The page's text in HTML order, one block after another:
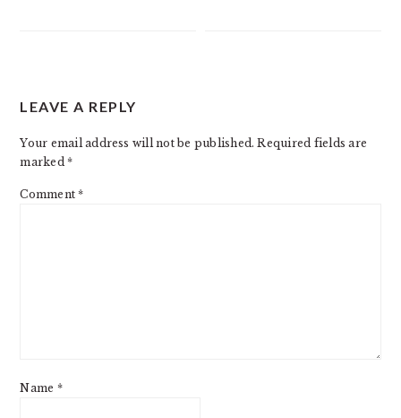
INTERACTIONS
LEAVE A REPLY
Your email address will not be published. Required fields are
marked*
Comment*
Name *